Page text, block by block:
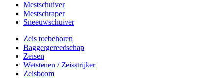
Mestschuiver
Mestschraper
Sneeuwschuiver
Zeis toebehoren
Baggergereedschap
Zeisen
Wetstenen / Zeisstrijker
Zeisboom